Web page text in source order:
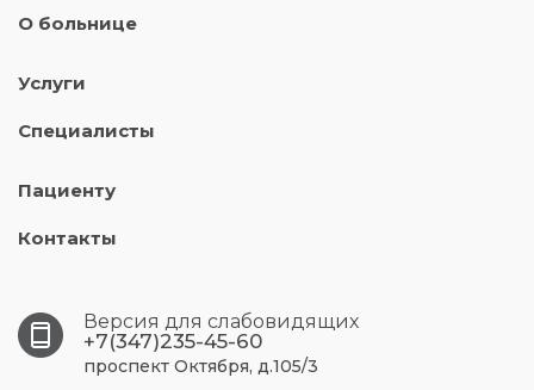
О больнице
Услуги
Специалисты
Пациенту
Контакты
Версия для слабовидящих
+7(347)235-45-60
проспект Октября, д.105/3